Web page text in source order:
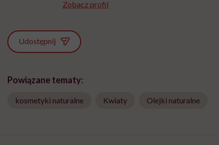
Zobacz profil
Udostępnij
Powiązane tematy:
kosmetyki naturalne Kwiaty Olejki naturalne